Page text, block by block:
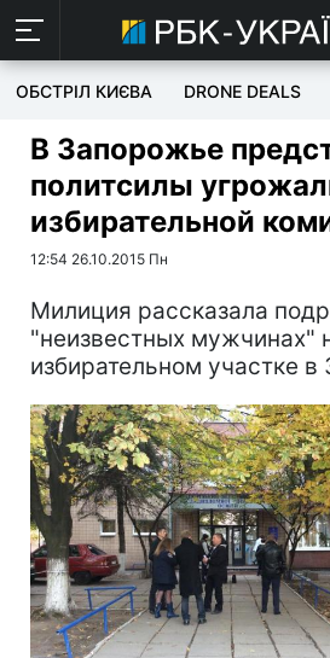
ОБСТРІЛ КИЄВА DRONE DEALS
В Запорожье
политсилы
избирательной
12:54 26.10.2015 Пн
Милиция рассказала
"неизвестных мужчинах"
избирательном участке